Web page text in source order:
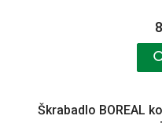
Škrabadlo BOREAL